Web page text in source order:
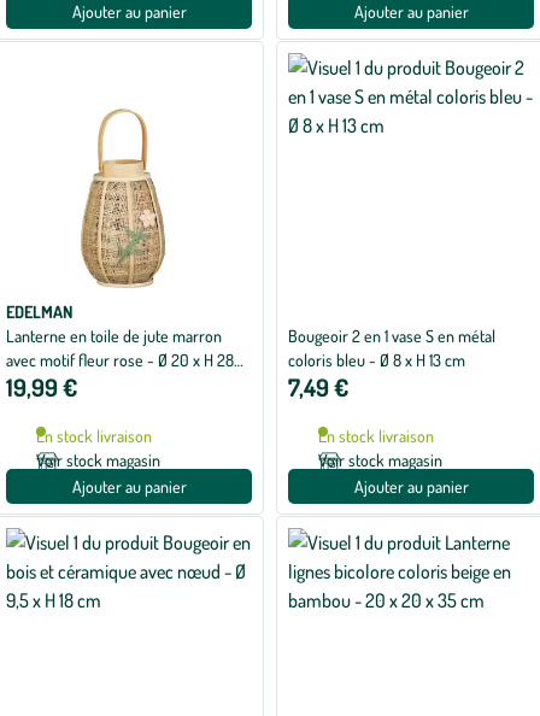
Ajouter au panier
Ajouter au panier
EDELMAN
Lanterne en toile de jute marron
avec motif fleur rose - Ø 20 x H 28
cm
19,99 €
En stock livraison
Voir stock magasin
Ajouter au panier
Bougeoir 2 en 1 vase S en métal
coloris bleu - Ø 8 x H 13 cm
7,49 €
En stock livraison
Voir stock magasin
Ajouter au panier